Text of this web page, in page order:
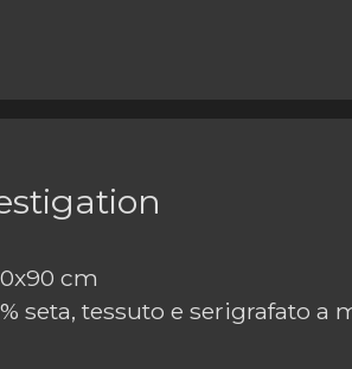
cm
seta, tessuto e serigrafato